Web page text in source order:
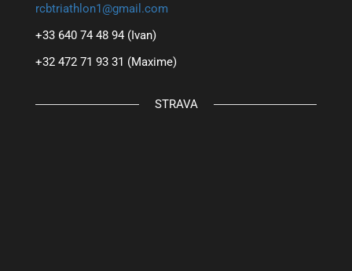
rcbtriathlon1@gmail.com
+33 640 74 48 94 (Ivan)
+32 472 71 93 31 (Maxime)
STRAVA